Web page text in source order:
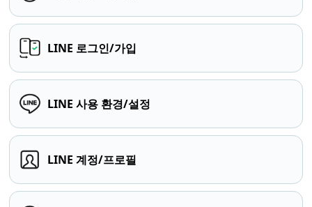
LINE 로그인/가입
LINE 사용 환경/설정
LINE 계정/프로필